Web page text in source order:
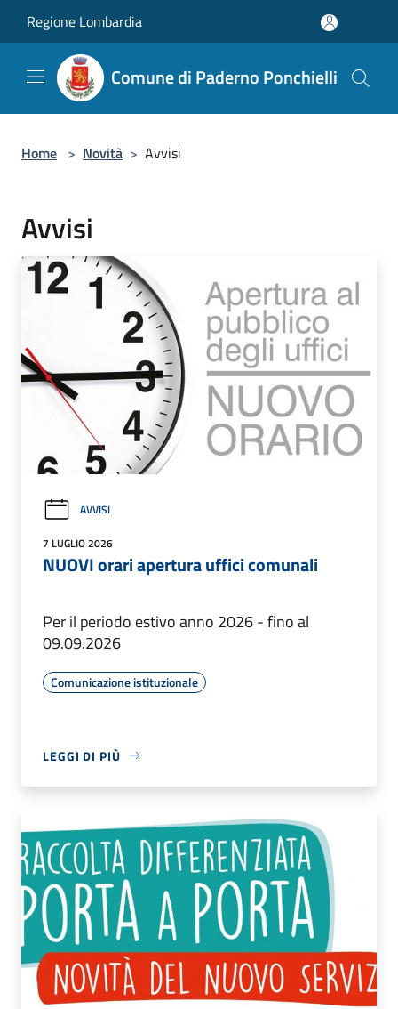
Regione Lombardia
Comune di Paderno Ponchielli
Home > Novità > Avvisi
Avvisi
AVVISI
7 LUGLIO 2026
NUOVI orari apertura uffici comunali
Per il periodo estivo anno 2026 - fino al
09.09.2026
Comunicazione istituzionale
LEGGI DI PIÙ